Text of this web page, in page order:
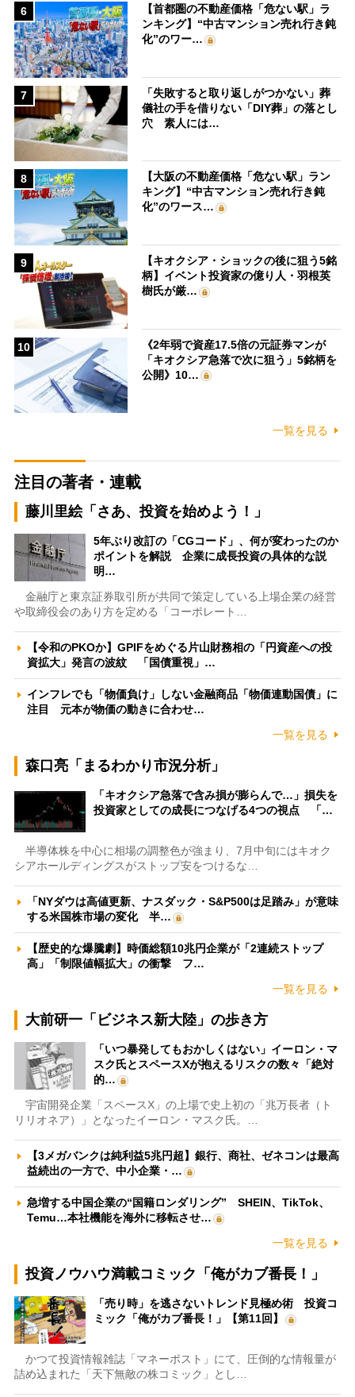
6
【首都圏の不動産価格「危ない駅」ラ
ンキング】“中古マンション売れ行き鈍
化”のワー…
7
「失敗すると取り返しがつかない」葬
儀社の手を借りない「DIY葬」の落とし
穴 素人には…
8
【大阪の不動産価格「危ない駅」ラン
キング】“中古マンション売れ行き鈍
化”のワース…
9
【キオクシア・ショックの後に狙う5銘
柄】イベント投資家の億り人・羽根英
樹氏が厳…
10
《2年弱で資産17.5倍の元証券マンが
「キオクシア急落で次に狙う」5銘柄を
公開》10…
一覧を見る
注目の著者・連載
藤川里絵「さあ、投資を始めよう！」
5年ぶり改訂の「CGコード」、何が変わったのか
ポイントを解説 企業に成長投資の具体的な説
明…
金融庁と東京証券取引所が共同で策定している上場企業の経営
や取締役会のあり方を定める「コーポレート…
【令和のPKOか】GPIFをめぐる片山財務相の「円資産への投
資拡大」発言の波紋 「国債重視」…
インフレでも「物価負け」しない金融商品「物価連動国債」に
注目 元本が物価の動きに合わせ…
一覧を見る
森口亮「まるわかり市況分析」
「キオクシア急落で含み損が膨らんで…」損失を
投資家としての成長につなげる4つの視点 「…
半導体株を中心に相場の調整色が強まり、7月中旬にはキオク
シアホールディングスがストップ安をつけるな…
「NYダウは高値更新、ナスダック・S&P500は足踏み」が意味
する米国株市場の変化 半…
【歴史的な爆騰劇】時価総額10兆円企業が「2連続ストップ
高」「制限値幅拡大」の衝撃 フ…
一覧を見る
大前研一「ビジネス新大陸」の歩き方
「いつ暴発してもおかしくはない」イーロン・マ
スク氏とスペースXが抱えるリスクの数々「絶対
的…
宇宙開発企業「スペースX」の上場で史上初の「兆万長者（ト
リリオネア）」となったイーロン・マスク氏。…
【3メガバンクは純利益5兆円超】銀行、商社、ゼネコンは最高
益続出の一方で、中小企業・…
急増する中国企業の“国籍ロンダリング” SHEIN、TikTok、
Temu…本社機能を海外に移転させ…
一覧を見る
投資ノウハウ満載コミック「俺がカブ番長！」
「売り時」を逃さないトレンド見極め術 投資コ
ミック「俺がカブ番長！」【第11回】
かつて投資情報雑誌「マネーポスト」にて、圧倒的な情報量が
詰め込まれた「天下無敵の株コミック」とし…